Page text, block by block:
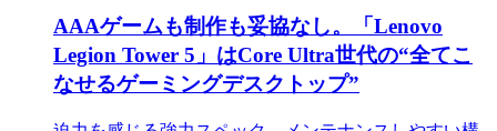
AAAゲームも制作も妥協なし。「Lenovo
Legion Tower 5」はCore Ultra世代の“全てこ
なせるゲーミングデスクトップ”